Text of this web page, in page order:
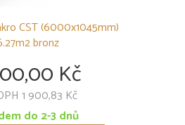
CST (6000x1045mm)
bronz
Kč
1 900,83 Kč
do 2-3 dnů